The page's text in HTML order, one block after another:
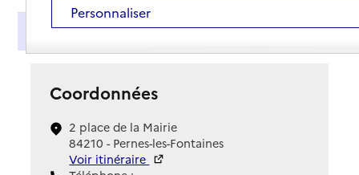
Présentation
Coordonnées
2 place de la Mairie
84210 - Pernes-les-Fontaines
Voir itinéraire
Personnaliser